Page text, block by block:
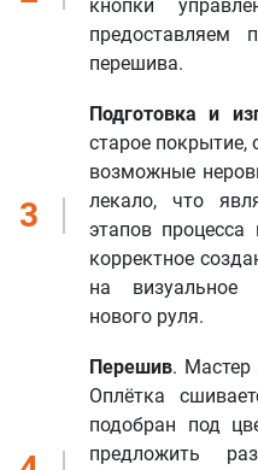
кнопки
предоставляем
перешива.
3
Подготовка и
старое
возможные
лекало, что
этапов
корректное
на визуальное
нового руля.
Перешив. Мастер
Оплётка
подобран под
предложить